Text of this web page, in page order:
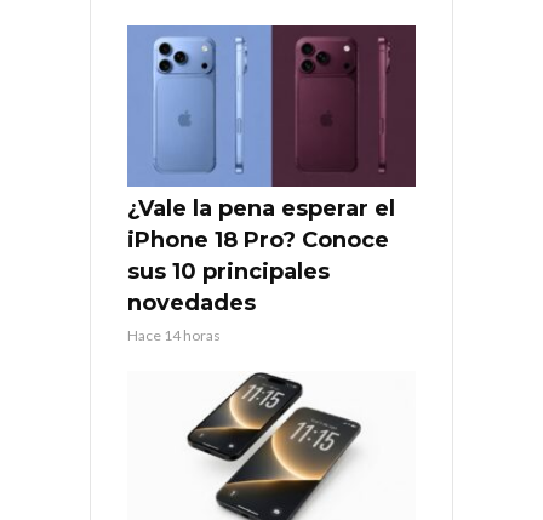
¿Vale la pena esperar el
iPhone 18 Pro? Conoce
sus 10 principales
novedades
Hace 14 horas